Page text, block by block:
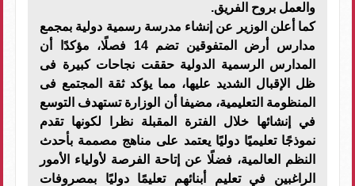
والعمل بروح الفريق.
كما أعلن الوزير عن إنشاء مدرسة رسمية دولية بمجمع
مدارس أرض المتفوقين تضم 14 فصلًا، مؤكدًا أن
المدارس الرسمية الدولية حققت نجاحات كبيرة فى
ظل الإقبال الشديد عليها، مما يؤكد ثقة المجتمع فى
المنظومة التعليمية، مضيفا أن الوزارة تستهدف التوسع
في إنشائها خلال الفترة المقبلة نظرا لكونها تقدم
نموذجًا تعليميًا دوليًا يعتمد على مناهج مصممة بأحدث
النظم العالمية، فضلًا عن إتاحة الفرصة لأولياء الأمور
الراغبين في تعليم أبنائهم تعليمًا دوليًا بمصروفات